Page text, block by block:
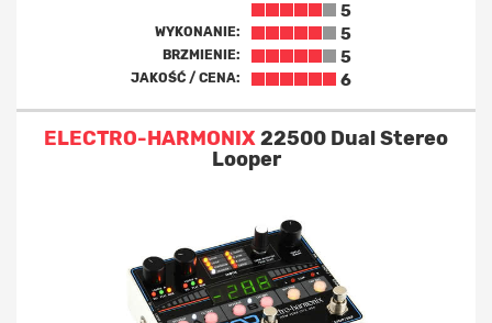
5
WYKONANIE: 5
BRZMIENIE: 5
JAKOŚĆ / CENA: 6
ELECTRO-HARMONIX22500 Dual Stereo
Looper